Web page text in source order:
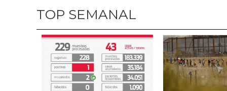
TOP SEMANAL